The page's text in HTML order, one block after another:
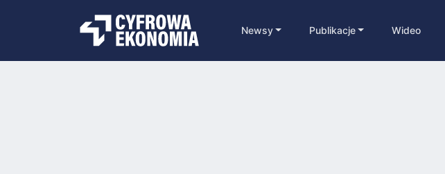
Newsy Publikacje Wideo